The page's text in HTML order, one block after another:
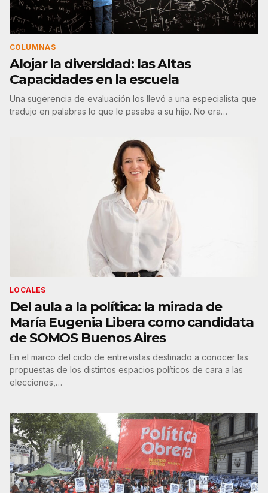
COLUMNAS
Alojar la diversidad: las Altas
Capacidades en la escuela
Una sugerencia de evaluación los llevó a una especialista que
tradujo en palabras lo que le pasaba a su hijo. No era…
LOCALES
Del aula a la política: la mirada de
María Eugenia Libera como candidata
de SOMOS Buenos Aires
En el marco del ciclo de entrevistas destinado a conocer las
propuestas de los distintos espacios políticos de cara a las
elecciones,…